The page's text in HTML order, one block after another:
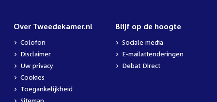
Over Tweedekamer.nl
Colofon
Disclaimer
Uw privacy
Cookies
Toegankelijkheid
Blijf op de hoogte
Sociale media
E-mailattenderingen
Debat Direct